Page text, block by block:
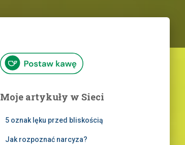
Moje artykuły w Sieci
5 oznak lęku przed bliskością
Jak rozpoznać narcyza?